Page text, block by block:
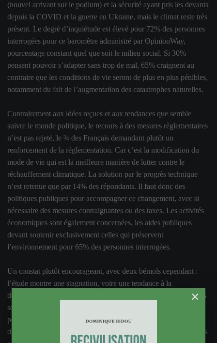
(nouvel arrivant sur le podium) et la sécurité ayant pris les devants
depuis la COVID et la guerre en Ukraine, mais le climat reste très
présent. Le degré d’inquiétude est élevé pour 72% des personnes
interrogées pour ce baromètre administré par OpinionWay,
pourcentage constant quel que soit le milieu social. Si 30%
pensent pouvoir s’adapter sans trop de mal, 65% craignent au
contraire que les conditions de vie seront de plus en plus pénibles,
notamment du fait de l’augmentation des catastrophes naturelles.
Contrairement aux idées reçues et aux tendances que semble
suivre le monde politique, le recours à des mesures règlementaires
n’est pas rejeté, le ¾ des Français demandant plutôt un
renforcement de la réglementation. Car c’est la modification du
mode de vie qui est la meilleure manière de lutter contre le
réchauffement climatique. La solution par le progrès technique
n’est retenue que par 14% des répondants. Il faut donc des
politiques publiques pour accompagner ce changement, avec si
nécessaire des mesures contraignantes ou des taxes. Les activités
économiques sont également concernées, les aides publiques
devant soutenir exclusivement celles qui préservent
l’environnement pour 65% des personnes interrogées.
Un constat plutôt encourageant, avec deux bémols cependant :
l’étude montre une stagnation, voire une tendance à la
démobilisation dans les pratiques de la vie courante telles qu’elles
sont déclarées. La récente montée en régime de la désinformation
pourrait faire des dégâts. Et nous savons par ailleurs que les
décideurs sont sensibles aux manifestations de rejet, même si elles
×